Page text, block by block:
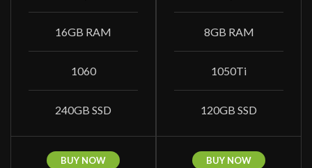
8GB RAM
1050Ti
120GB SSD
BUY NOW
16GB RAM
1060
240GB SSD
BUY NOW